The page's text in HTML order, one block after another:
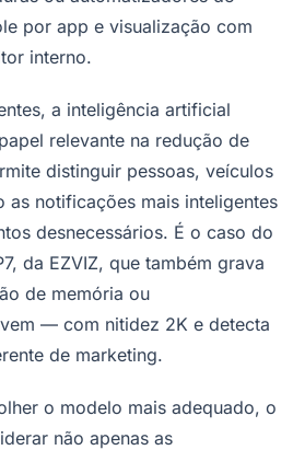
por app e visualização com
interno.
a inteligência artificial
relevante na redução de
distinguir pessoas, veículos
as notificações mais inteligentes
desnecessários. É o caso do
da EZVIZ, que também grava
de memória ou
— com nitidez 2K e detecta
de marketing.
o modelo mais adequado, o
não apenas as